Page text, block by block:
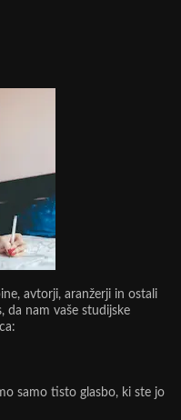
avtorji, aranžerji in ostali
da nam vaše studijske
samo tisto glasbo, ki ste jo